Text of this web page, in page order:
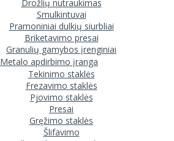
Drožlių nutraukimas
Smulkintuvai
Pramoniniai dulkių siurbliai
Briketavimo presai
Granulių gamybos įrenginiai
Metalo apdirbimo įranga
Tekinimo staklės
Frezavimo staklės
Pjovimo staklės
Presai
Gręžimo staklės
Šlifavimo